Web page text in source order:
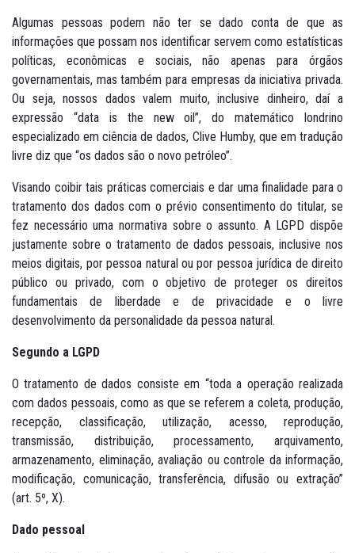
Algumas pessoas podem não ter se dado conta de que as
informações que possam nos identificar servem como estatísticas
políticas, econômicas e sociais, não apenas para órgãos
governamentais, mas também para empresas da iniciativa privada.
Ou seja, nossos dados valem muito, inclusive dinheiro, daí a
expressão “data is the new oil”, do matemático londrino
especializado em ciência de dados, Clive Humby, que em tradução
livre diz que “os dados são o novo petróleo”.
Visando coibir tais práticas comerciais e dar uma finalidade para o
tratamento dos dados com o prévio consentimento do titular, se
fez necessário uma normativa sobre o assunto. A LGPD dispõe
justamente sobre o tratamento de dados pessoais, inclusive nos
meios digitais, por pessoa natural ou por pessoa jurídica de direito
público ou privado, com o objetivo de proteger os direitos
fundamentais de liberdade e de privacidade e o livre
desenvolvimento da personalidade da pessoa natural.
Segundo a LGPD
O tratamento de dados consiste em “toda a operação realizada
com dados pessoais, como as que se referem a coleta, produção,
recepção, classificação, utilização, acesso, reprodução,
transmissão, distribuição, processamento, arquivamento,
armazenamento, eliminação, avaliação ou controle da informação,
modificação, comunicação, transferência, difusão ou extração”
(art. 5º, X).
Dado pessoal